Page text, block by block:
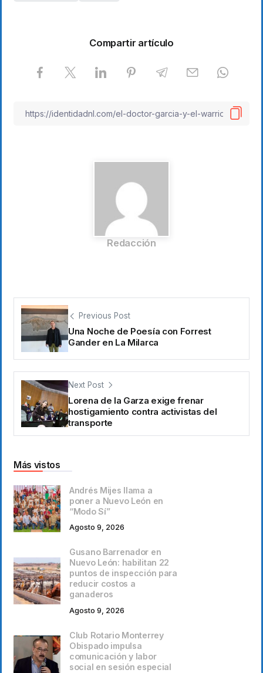
Compartir artículo
Redacción
Previous Post
Una Noche de Poesía con Forrest
Gander en La Milarca
Next Post
Lorena de la Garza exige frenar
hostigamiento contra activistas del
transporte
Más vistos
Andrés Mijes llama a
poner a Nuevo León en
“Modo Sí”
Agosto 9, 2026
Gusano Barrenador en
Nuevo León: habilitan 22
puntos de inspección para
reducir costos a
ganaderos
Agosto 9, 2026
Club Rotario Monterrey
Obispado impulsa
comunicación y labor
social en sesión especial